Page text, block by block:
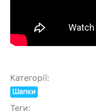
Категорії:
Шапки
Теги: